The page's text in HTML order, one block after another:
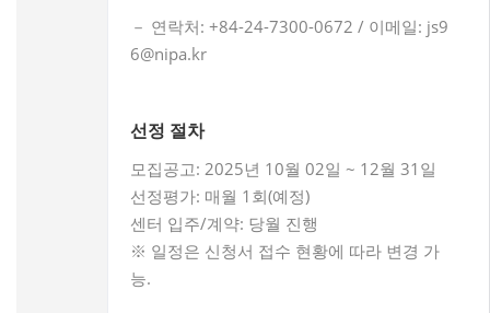
－ 연락처: +84-24-7300-0672 / 이메일: js9
6@nipa.kr
선정 절차
모집공고: 2025년 10월 02일 ~ 12월 31일
선정평가: 매월 1회(예정)
센터 입주/계약: 당월 진행
※ 일정은 신청서 접수 현황에 따라 변경 가
능.